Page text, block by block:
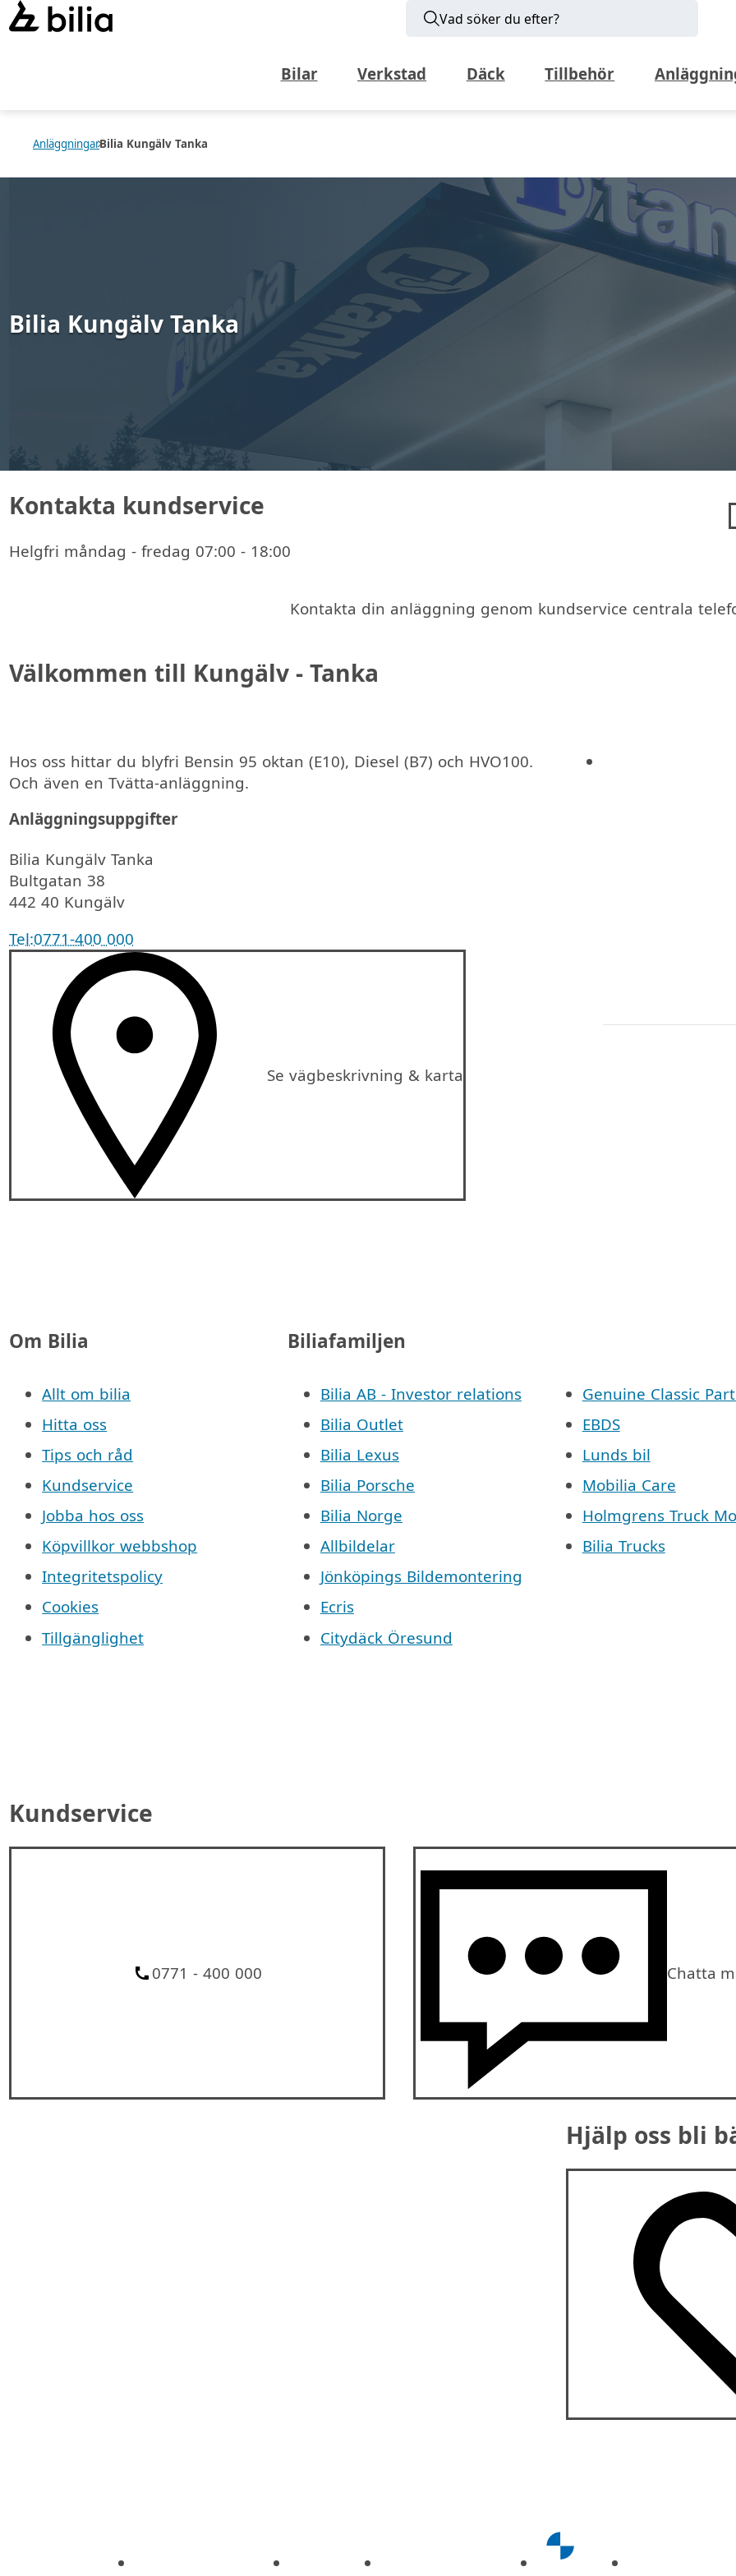
Vad söker du efter?
Bilar Verkstad Däck Tillbehör
AnläggningarBilia Kungälv Tanka
Bilia Kungälv Tanka
Kontakta kundservice
Helgfri måndag - fredag 07:00 - 18:00
Kontakta din anläggning genom kundservice centrala
Välkommen till Kungälv - Tanka
Hos oss hittar du blyfri Bensin 95 oktan (E10), Diesel (B7) och HVO100.
Och även en Tvätta-anläggning.
Anläggningsuppgifter
Bilia Kungälv Tanka
Bultgatan 38
442 40 Kungälv
Tel:0771-400 000
Se vägbeskrivning & karta
Om Bilia
Allt om bilia
Hitta oss
Tips och råd
Kundservice
Jobba hos oss
Köpvillkor webbshop
Integritetspolicy
Cookies
Tillgänglighet
Biliafamiljen
Bilia AB - Investor relations
Bilia Outlet
Bilia Lexus
Bilia Porsche
Bilia Norge
Allbildelar
Jönköpings Bildemontering
Ecris
Citydäck Öresund
Genuine Classic
EBDS
Lunds bil
Mobilia Care
Holmgrens Truck
Bilia Trucks
Kundservice
0771 - 400 000 Chatta
Hjälp oss bli